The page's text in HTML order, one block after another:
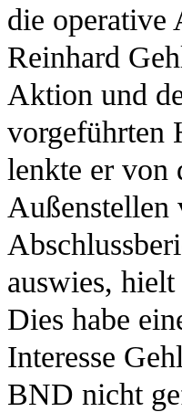
die operative
Reinhard
Aktion und
vorgeführten
lenkte er von
auswies,
Dies habe
Interesse
BND nicht